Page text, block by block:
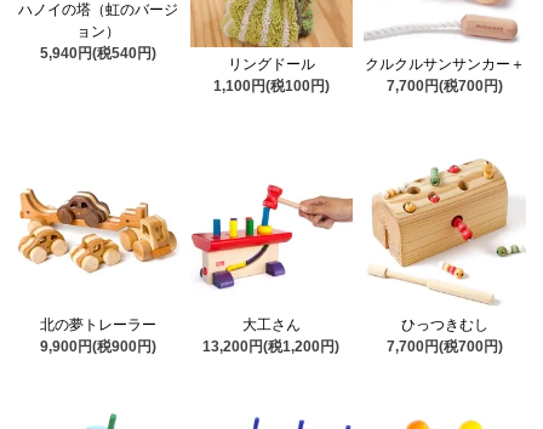
ハノイの塔（虹のバージ
ョン）
5,940円(税540円)
リングドール
1,100円(税100円)
クルクルサンサンカー＋
7,700円(税700円)
北の夢トレーラー
9,900円(税900円)
大工さん
13,200円(税1,200円)
ひっつきむし
7,700円(税700円)